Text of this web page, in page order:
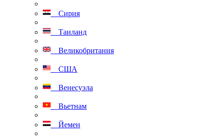
Сирия
Таиланд
Великобритания
США
Венесуэла
Вьетнам
Йемен